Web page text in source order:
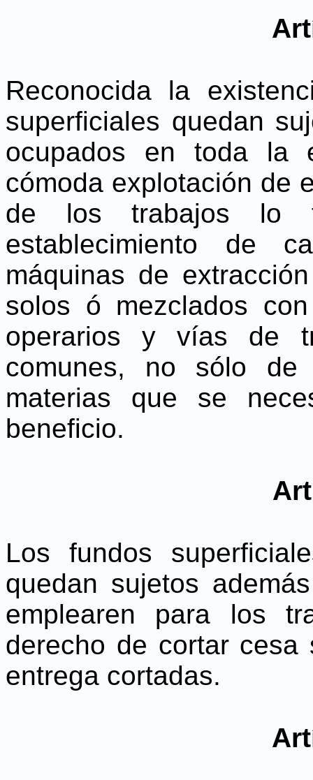
Reconocida la
superficiales quedan
ocupados en toda la
cómoda explotación de
de los trabajos lo
establecimiento de
máquinas de
solos ó mezclados
operarios y vías de
comunes, no sólo
materias que se
beneficio.
Los fundos
quedan sujetos
emplearen para los
derecho de cortar
entrega cortadas.